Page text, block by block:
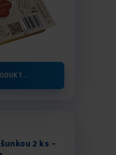
2 ks –